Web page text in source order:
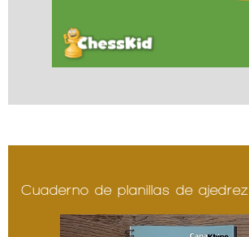
Cuaderno de planillas de ajedrez